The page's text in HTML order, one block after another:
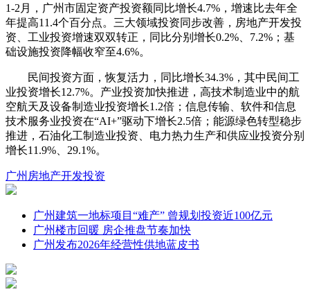
1-2月，广州市固定资产投资额同比增长4.7%，增速比去年全
年提高11.4个百分点。三大领域投资同步改善，房地产开发投
资、工业投资增速双双转正，同比分别增长0.2%、7.2%；基
础设施投资降幅收窄至4.6%。
民间投资方面，恢复活力，同比增长34.3%，其中民间工
业投资增长12.7%。产业投资加快推进，高技术制造业中的航
空航天及设备制造业投资增长1.2倍；信息传输、软件和信息
技术服务业投资在“AI+”驱动下增长2.5倍；能源绿色转型稳步
推进，石油化工制造业投资、电力热力生产和供应业投资分别
增长11.9%、29.1%。
广州 房地产开发投资
广州建筑一地标项目“难产” 曾规划投资近100亿元
广州楼市回暖 房企推盘节奏加快
广州发布2026年经营性供地蓝皮书